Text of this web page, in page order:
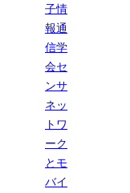
子情
報通
信学
会セ
ンサ
ネッ
トワ
ーク
とモ
バイ